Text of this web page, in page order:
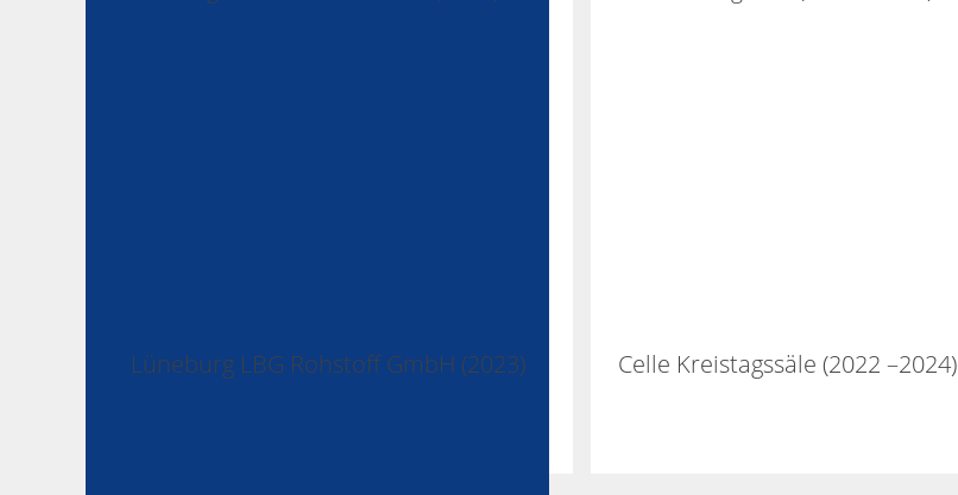
Lüneburg LBG Rohstoff GmbH (2023) Celle Kreistagssäle (2022 –2024)